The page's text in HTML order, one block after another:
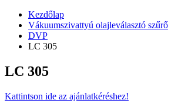
Kezdőlap
Vákuumszivattyú olajleválasztó szűrő
DVP
LC 305
LC 305
Kattintson ide az ajánlatkéréshez!